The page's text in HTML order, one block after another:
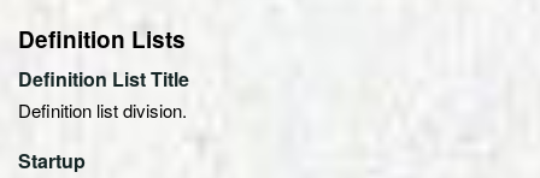
Definition Lists
Definition List Title
Definition list division.
Startup